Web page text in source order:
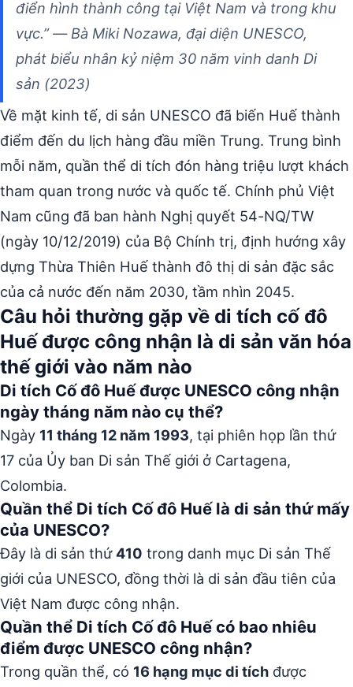
điển hình thành công tại Việt Nam và trong khu
vực.” — Bà Miki Nozawa, đại diện UNESCO,
phát biểu nhân kỷ niệm 30 năm vinh danh Di
sản (2023)
Về mặt kinh tế, di sản UNESCO đã biến Huế thành
điểm đến du lịch hàng đầu miền Trung. Trung bình
mỗi năm, quần thể di tích đón hàng triệu lượt khách
tham quan trong nước và quốc tế. Chính phủ Việt
Nam cũng đã ban hành Nghị quyết 54-NQ/TW
(ngày 10/12/2019) của Bộ Chính trị, định hướng xây
dựng Thừa Thiên Huế thành đô thị di sản đặc sắc
của cả nước đến năm 2030, tầm nhìn 2045.
Câu hỏi thường gặp về di tích cố đô
Huế được công nhận là di sản văn hóa
thế giới vào năm nào
Di tích Cố đô Huế được UNESCO công nhận
ngày tháng năm nào cụ thể?
Ngày 11 tháng 12 năm 1993, tại phiên họp lần thứ
17 của Ủy ban Di sản Thế giới ở Cartagena,
Colombia.
Quần thể Di tích Cố đô Huế là di sản thứ mấy
của UNESCO?
Đây là di sản thứ410 trong danh mục Di sản Thế
giới của UNESCO, đồng thời là di sản đầu tiên của
Việt Nam được công nhận.
Quần thể Di tích Cố đô Huế có bao nhiêu
điểm được UNESCO công nhận?
Trong quần thể, có 16 hạng mục di tích được